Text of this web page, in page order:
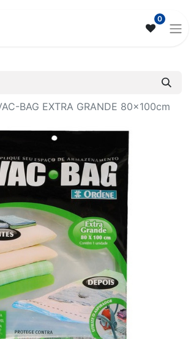
0
BAG EXTRA GRANDE 80x100cm